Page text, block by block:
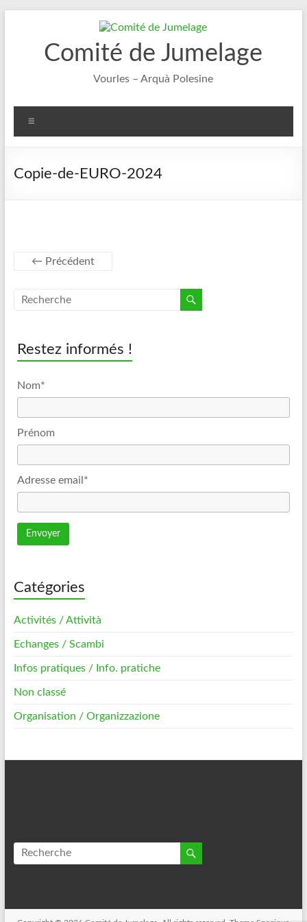
Comité de Jumelage
Vourles – Arquà Polesine
Copie-de-EURO-2024
← Précédent
Restez informés !
Nom*
Prénom
Adresse email*
Catégories
Activités / Attività
Echanges / Scambi
Infos pratiques / Info. pratiche
Non classé
Organisation / Organizzazione